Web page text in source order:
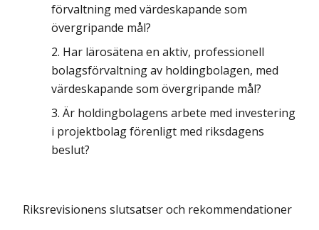
förvaltning med värdeskapande som
övergripande mål?
Har lärosätena en aktiv, professionell
bolagsförvaltning av holding­bolagen, med
värdeskapande som övergripande mål?
Är holdingbolagens arbete med investering
i projektbolag förenligt med riksdagens
beslut?
Riksrevisionens slutsatser och rekommendationer